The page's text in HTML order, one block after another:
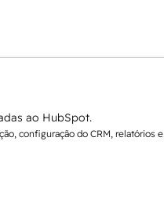
ao HubSpot.
configuração do CRM, relatórios e